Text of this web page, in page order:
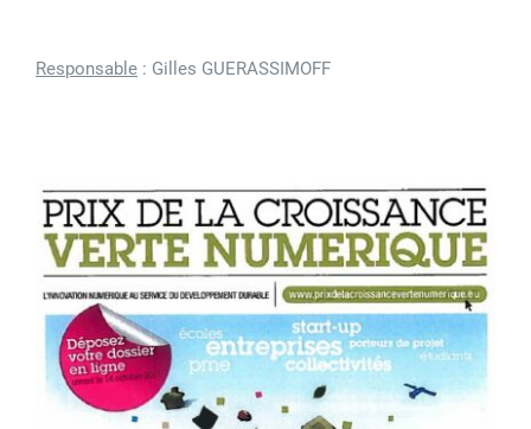
Responsable: Gilles GUERASSIMOFF